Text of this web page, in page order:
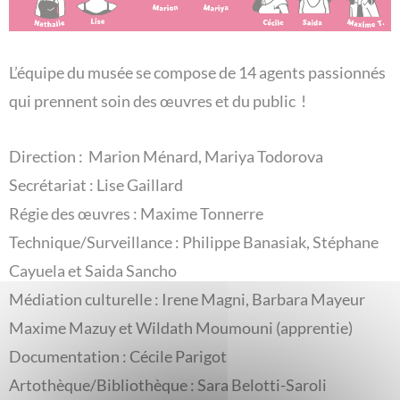
L’équipe du musée se compose de 14 agents passionnés
qui prennent soin des œuvres et du public !
Direction : Marion Ménard, Mariya Todorova
Secrétariat : Lise Gaillard
Régie des œuvres : Maxime Tonnerre
Technique/Surveillance : Philippe Banasiak, Stéphane
Cayuela et Saida Sancho
Médiation culturelle : Irene Magni, Barbara Mayeur
Maxime Mazuy et Wildath Moumouni (apprentie)
Documentation : Cécile Parigot
Artothèque/Bibliothèque : Sara Belotti-Saroli